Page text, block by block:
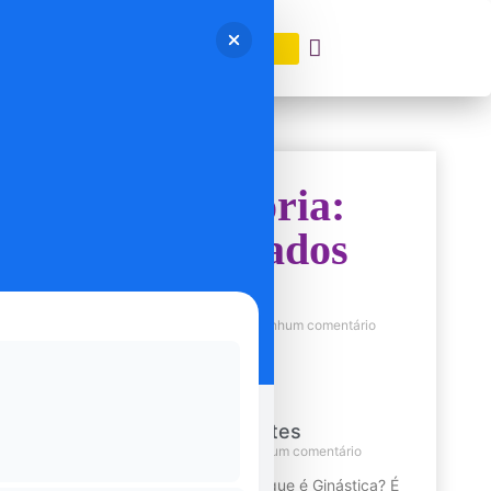
DOAÇÃO
Categoria:
Resultados
Nenhum comentário
Perguntas-frequentes
Nenhum comentário
Perguntas Frequentes O que é Ginástica? É